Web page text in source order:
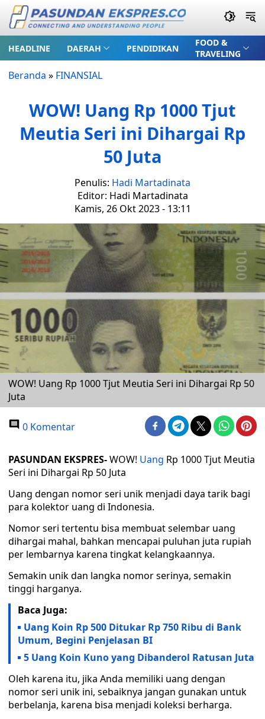
HEADLINE DAERAH PENDIDIKAN
FOOD &
TRAVELING
Beranda » FINANSIAL
WOW! Uang Rp 1000 Tjut
Meutia Seri ini Dihargai Rp
50 Juta
Penulis: Hadi Martadinata
Editor: Hadi Martadinata
Kamis, 26 Okt 2023 - 13:11
WOW! Uang Rp 1000 Tjut Meutia Seri ini Dihargai Rp 50
Juta
0 Komentar
PASUNDAN EKSPRES-WOW! Uang Rp 1000 Tjut Meutia
Seri ini Dihargai Rp 50 Juta
Uang dengan nomor seri unik menjadi daya tarik bagi
para kolektor uang di Indonesia.
Nomor seri tertentu bisa membuat selembar uang
dihargai mahal, bahkan mencapai puluhan juta rupiah
per lembarnya karena tingkat kelangkaannya.
Semakin unik dan langka nomor serinya, semakin
tinggi harganya.
Baca Juga:
Uang Koin Rp 500 Ditukar Rp 750 Ribu di Bank
Umum, Begini Penjelasan BI
5 Uang Koin Kuno yang Dibanderol Ratusan Juta
Oleh karena itu, jika Anda memiliki uang dengan
nomor seri unik ini, sebaiknya jangan gunakan untuk
berbelanja, karena bisa menjadi koleksi berharga.